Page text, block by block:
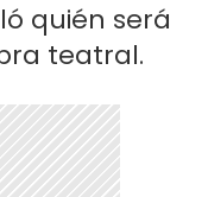
quién será
teatral.